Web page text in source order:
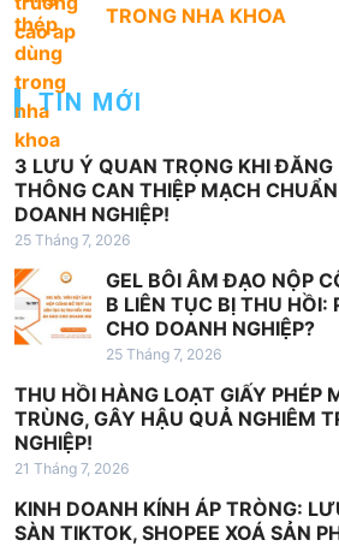
ớ
n
g
b
à
i
v
i
ế
t
TRONG NHA KHOA
TIN MỚI
3 LƯU Ý QUAN TRỌNG KHI
THÔNG CAN THIỆP MẠCH
DOANH NGHIỆP!
25 Tháng 7, 2026
GEL BÔI ÂM ĐẠO NỘP
B LIÊN TỤC BỊ THU HỒI:
CHO DOANH NGHIỆP?
25 Tháng 7, 2026
THU HỒI HÀNG LOẠT GIẤY PHÉP
TRÙNG, GÂY HẬU QUẢ NGHIÊM
NGHIỆP!
21 Tháng 7, 2026
KINH DOANH KÍNH ÁP TRÒNG:
SÀN TIKTOK, SHOPEE XOÁ SẢN